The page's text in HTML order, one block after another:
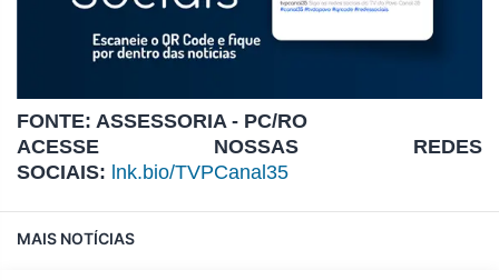
FONTE: ASSESSORIA - PC/RO
ACESSE NOSSAS REDES
SOCIAIS: lnk.bio/TVPCanal35
MAIS NOTÍCIAS